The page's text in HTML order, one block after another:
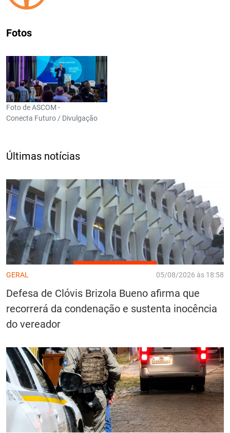
Fotos
Foto de ASCOM -
Conecta Futuro / Divulgação
Últimas notícias
GERAL 05/08/2026 às 18:58
Defesa de Clóvis Brizola Bueno afirma que
recorrerá da condenação e sustenta inocência
do vereador